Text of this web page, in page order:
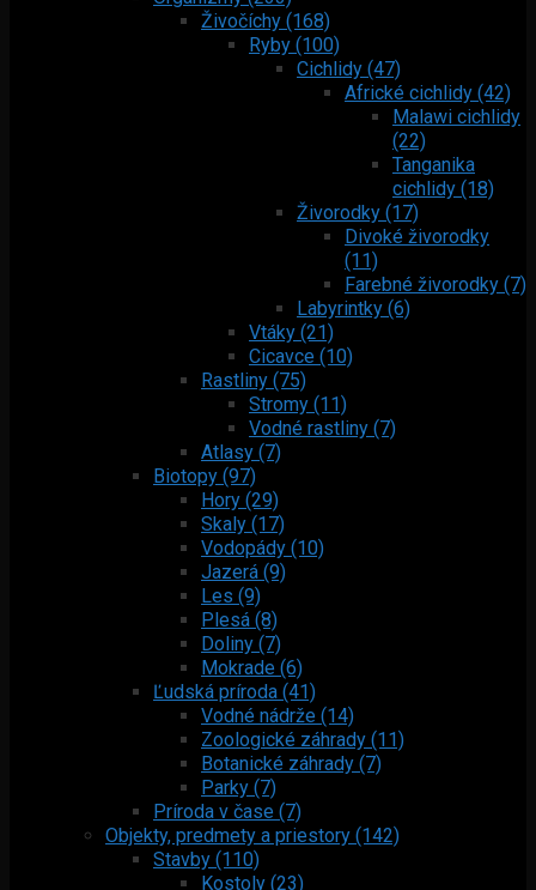
Živočíchy (168)
Ryby (100)
Cichlidy (47)
Africké cichlidy (42)
Malawi cichlidy
(22)
Tanganika
cichlidy (18)
Živorodky (17)
Divoké živorodky
(11)
Farebné živorodky (7)
Labyrintky (6)
Vtáky (21)
Cicavce (10)
Rastliny (75)
Stromy (11)
Vodné rastliny (7)
Atlasy (7)
Biotopy (97)
Hory (29)
Skaly (17)
Vodopády (10)
Jazerá (9)
Les (9)
Plesá (8)
Doliny (7)
Mokrade (6)
Ľudská príroda (41)
Vodné nádrže (14)
Zoologické záhrady (11)
Botanické záhrady (7)
Parky (7)
Príroda v čase (7)
Objekty, predmety a priestory (142)
Stavby (110)
Kostoly (23)